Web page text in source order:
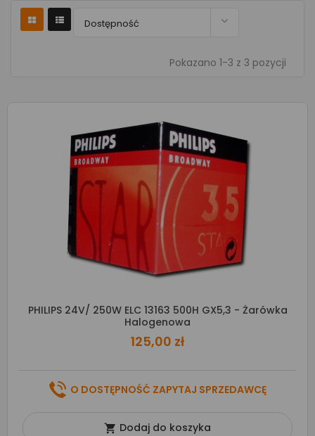
Dostępność 
Pokazano 1-3 z 3 pozycji
PHILIPS 24V/ 250W ELC 13163 500H GX5,3 - Żarówka
Halogenowa
125,00 zł
O DOSTĘPNOŚĆ ZAPYTAJ SPRZEDAWCĘ
 Dodaj do koszyka